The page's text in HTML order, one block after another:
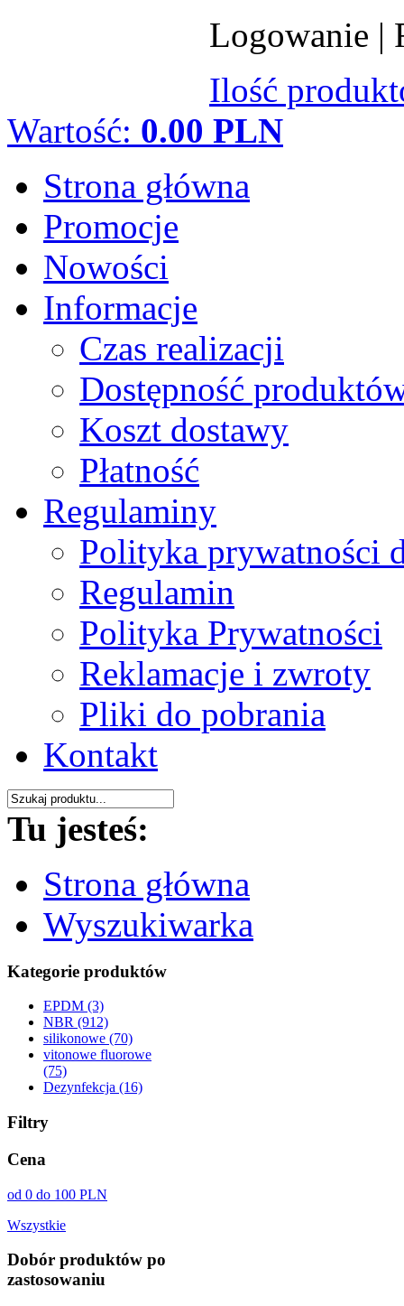
Logowanie |
Ilość
Wartość: 0.00 PLN
Strona główna
Promocje
Nowości
Informacje
Czas realizacji
Dostępność
Koszt dostawy
Płatność
Regulaminy
Polityka prywatności
Regulamin
Polityka Prywatności
Reklamacje i zwroty
Pliki do pobrania
Kontakt
Tu jesteś:
Strona główna
Wyszukiwarka
Kategorie produktów
EPDM (3)
NBR (912)
silikonowe (70)
vitonowe fluorowe
(75)
Dezynfekcja (16)
Filtry
Cena
od 0 do 100 PLN
Wszystkie
Dobór produktów po
zastosowaniu